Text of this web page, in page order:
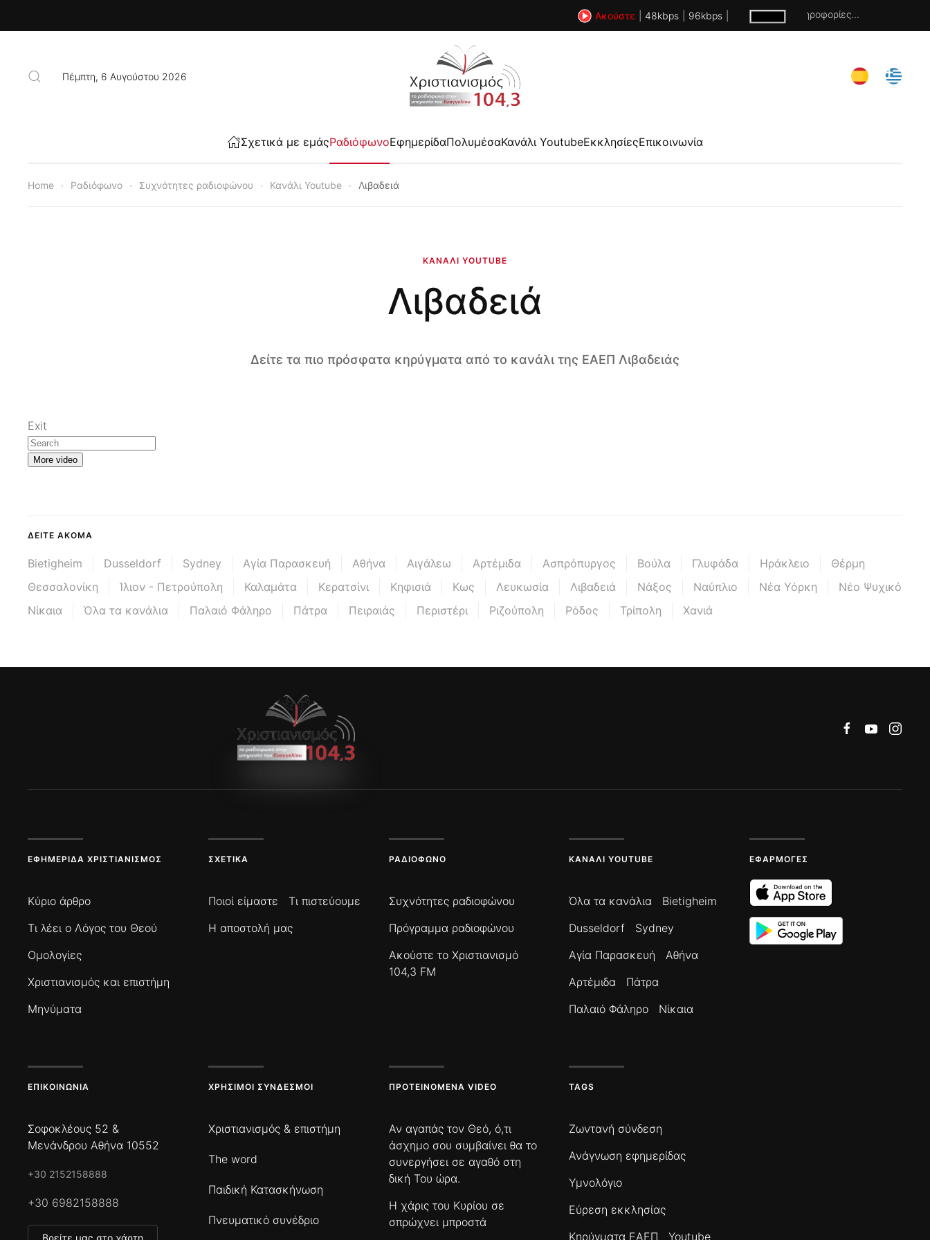
Ακούστε 48kbps 96kbps Χωρίς πληροφορίες...
Πέμπτη, 6 Αυγούστου 2026
Σχετικά με εμάςΡαδιόφωνοΕφημερίδαΠολυμέσαΚανάλι YoutubeΕκκλησίεςΕπικοινωνία
Home Ραδιόφωνο Συχνότητες ραδιοφώνου Κανάλι Youtube Λιβαδειά
ΚΑΝΆΛΙ YOUTUBE
Λιβαδειά
Δείτε τα πιο πρόσφατα κηρύγματα από το κανάλι της ΕΑΕΠ Λιβαδειάς
Exit
More video
ΔΕΊΤΕ ΑΚΌΜΑ
Bietigheim Dusseldorf Sydney Αγία Παρασκευή Αθήνα Αιγάλεω Αρτέμιδα Ασπρόπυργος Βούλα Γλυφάδα Ηράκλειο
Θέρμη
Θεσσαλονίκη
Ίλιον - Πετρούπολη Καλαμάτα Κερατσίνι Κηφισιά Κως Λευκωσία Λιβαδειά Νάξος Ναύπλιο Νέα Υόρκη
Νέο Ψυχικό
Νίκαια
Όλα τα κανάλια Παλαιό Φάληρο Πάτρα Πειραιάς Περιστέρι Ριζούπολη Ρόδος Τρίπολη Χανιά
ΕΦΗΜΕΡΊΔΑ ΧΡΙΣΤΙΑΝΙΣΜΌΣ
Κύριο άρθρο
Τι λέει ο Λόγος του Θεού
Ομολογίες
Χριστιανισμός και επιστήμη
Μηνύματα
ΣΧΕΤΙΚΆ
Ποιοί είμαστε
Τι πιστεύουμε
Η αποστολή μας
ΡΑΔΙΌΦΩΝΟ
Συχνότητες ραδιοφώνου
Πρόγραμμα ραδιοφώνου
Ακούστε το Χριστιανισμό
104,3 FM
ΚΑΝΆΛΙ YOUTUBE
Όλα τα κανάλια
Bietigheim
Dusseldorf
Sydney
Αγία Παρασκευή
Αθήνα
Αρτέμιδα
Πάτρα
Παλαιό Φάληρο
Νίκαια
ΕΦΑΡΜΟΓΈΣ
ΕΠΙΚΟΙΝΩΝΊΑ
Σοφοκλέους 52 &
Μενάνδρου Αθήνα 10552
+30 2152158888
+30 6982158888
Βρείτε μας στο χάρτη
ΧΡΉΣΙΜΟΙ ΣΎΝΔΕΣΜΟΙ
Χριστιανισμός & επιστήμη
The word
Παιδική Κατασκήνωση
Πνευματικό συνέδριο
ΠΡΟΤΕΙΝΌΜΕΝΑ VIDEO
Αν αγαπάς τον Θεό, ό,τι
άσχημο σου συμβαίνει θα το
συνεργήσει σε αγαθό στη
δική Του ώρα.
Η χάρις του Κυρίου σε
σπρώχνει μπροστά
TAGS
Ζωντανή σύνδεση
Ανάγνωση εφημερίδας
Υμνολόγιο
Εύρεση εκκλησίας
Κηρύγματα ΕΑΕΠ
Youtube